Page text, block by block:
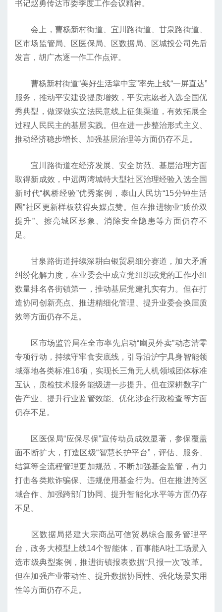
书记赵勇传达市委季度工作会议精神。
会上，曹杨新村街道、宜川路街道、甘泉路街道、
区市场监管局、区医保局、区数据局、区城投公司先后
发言，胡广杰逐一作工作点评。
曹杨新村街道“美好生活掌中宝”率先上线“一屏直达”
服务，推动平安建设提质增效，平安志愿者入选全国优
秀典型，做深做实立法民意线上征集渠道，有效拓展全
过程人民民主的基层实践。但在进一步整治形式主义、
推动经济稳步增长、加强基层治理等方面仍存不足。
宜川路街道在经济发展、安全防范、基层治理方面
取得新成效，中远两湾城特大型社区治理经验入选全国
新时代“枫桥经验”优秀案例，泰山人民坊“15分钟生活
圈”社区更新样板获得央媒点赞。但在推进物业“质价双
提升”、擦亮城区形象、消除安全隐患等方面仍存不
足。
甘泉路街道持续深耕白银贸易细分赛道，加大矛盾
纠纷化解力度，在业委会中成立党组织或党的工作小组
数量排名各街镇第一，推动基层党建扎实有力。但在打
造协同创新亮点、推进精细化管理、提升业委会换届质
效等方面仍存不足。
区市场监管局在全市率先启动“幽灵外卖”动态清零
专项行动，持续守牢食安底线，引导沿沪宁具身智能领
域落地各类标准16项，实现长三角无人机领域团体标准
互认，质检技术服务能级进一步提升。但在深耕数字广
告产业、提升行业监管效能、优化涉企行政检查等方面
仍存不足。
区医保局“应保尽保”宣传动员成效显著，参保覆盖
面不断扩大，打造区级“智慧长护平台”，评估、服务、
结算等全流程管理更加规范，不断加强基金监管，有力
打击各类欺诈骗保、违规使用基金行为。但在推进跨区
域合作、加强跨部门协同、提升智能化水平等方面仍存
不足。
区数据局搭建大宗商品可信贸易综合服务管理平
台，政务大模型上线14个智能体，百事能AI社工场景入
选市级典型案例，推进街镇报表数据“只报一次”改革。
但在加强产业带动性、提升数据协同性、强化场景实用
性等方面仍存不足。